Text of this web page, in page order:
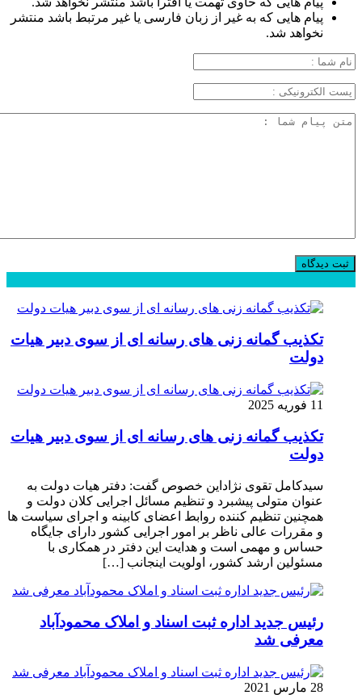
پیام هایی که به غیر از زبان فارسی یا غیر مرتبط باشد منتشر
نخواهد شد.
تکذیب گمانه زنی های رسانه ای از سوی دبیر هیات
دولت
11 فوریه 2025
تکذیب گمانه زنی های رسانه ای از سوی دبیر هیات
دولت
سیدکامل تقوی نژاداین خصوص گفت: دفتر هیات دولت به
عنوان متولی پیشبرد و تنظیم مسائل اجرایی کلان دولت و
همچنین تنظیم کننده روابط اعضای کابینه و اجرای سیاست ها
و مقررات عالی ناظر بر امور اجرایی کشور دارای جایگاه
حساس و مهمی است و هدایت این دفتر در همکاری با
مسئولین ارشد کشور، اولویت اینجانب […]
رئیس جدید اداره ثبت اسناد و املاک محمودآباد
معرفی شد
28 مارس 2021